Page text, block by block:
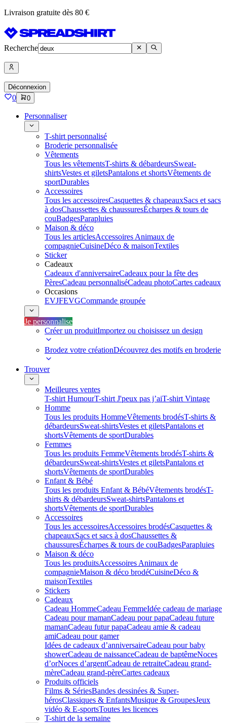
Livraison gratuite dès 80 €
Recherche
Déconnexion
0 0
Personnaliser
T-shirt personnalisé
Broderie personnalisée
Vêtements
Tous les vêtementsT-shirts & débardeursSweat-
shirtsVestes et giletsPantalons et shortsVêtements de
sportDurables
Accessoires
Tous les accessoiresCasquettes & chapeauxSacs et sacs
à dosChaussettes & chaussuresÉcharpes & tours de
couBadgesParapluies
Maison & déco
Tous les articlesAccessoires Animaux de
compagnieCuisineDéco & maisonTextiles
Sticker
Cadeaux
Cadeaux d'anniversaireCadeaux pour la fête des
PèresCadeau personnaliséCadeau photoCartes cadeaux
Occasions
EVJFEVGCommande groupée
Je personnalise
Créer un produitImportez ou choisissez un design
Brodez votre créationDécouvrez des motifs en broderie
Trouver
Meilleures ventes
T-shirt HumourT-shirt J'peux pas j’aiT-shirt Vintage
Homme
Tous les produits HommeVêtements brodésT-shirts &
débardeursSweat-shirtsVestes et giletsPantalons et
shortsVêtements de sportDurables
Femmes
Tous les produits FemmeVêtements brodésT-shirts &
débardeursSweat-shirtsVestes et giletsPantalons et
shortsVêtements de sportDurables
Enfant & Bébé
Tous les produits Enfant & BébéVêtements brodésT-
shirts & débardeursSweat-shirtsPantalons et
shortsVêtements de sportDurables
Accessoires
Tous les accessoiresAccessoires brodésCasquettes &
chapeauxSacs et sacs à dosChaussettes &
chaussuresÉcharpes & tours de couBadgesParapluies
Maison & déco
Tous les produitsAccessoires Animaux de
compagnieMaison & déco brodéCuisineDéco &
maisonTextiles
Stickers
Cadeaux
Cadeau HommeCadeau FemmeIdée cadeau de mariage​
Cadeau pour mamanCadeau pour papaCadeau future
mamanCadeau futur papaCadeau amie & cadeau
amiCadeau pour gamer
Idées de cadeaux d’anniversaireCadeau pour baby
showerCadeau de naissanceCadeau de baptêmeNoces
d’orNoces d’argentCadeau de retraiteCadeau grand-
mèreCadeau grand-pèreCartes cadeaux
Produits officiels
Films & SériesBandes dessinées & Super-
hérosClassiques & EnfantsMusique & GroupesJeux
vidéo & E-sportsToutes les licences
T-shirt de la semaine